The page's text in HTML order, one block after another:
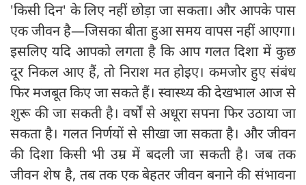
'किसी दिन' के लिए नहीं छोड़ा जा सकता। और आपके पास
एक जीवन है—जिसका बीता हुआ समय वापस नहीं आएगा।
इसलिए यदि आपको लगता है कि आप गलत दिशा में कुछ
दूर निकल आए हैं, तो निराश मत होइए। कमजोर हुए संबंध
फिर मजबूत किए जा सकते हैं। स्वास्थ्य की देखभाल आज से
शुरू की जा सकती है। वर्षों से अधूरा सपना फिर उठाया जा
सकता है। गलत निर्णयों से सीखा जा सकता है। और जीवन
की दिशा किसी भी उम्र में बदली जा सकती है। जब तक
जीवन शेष है, तब तक एक बेहतर जीवन बनाने की संभावना